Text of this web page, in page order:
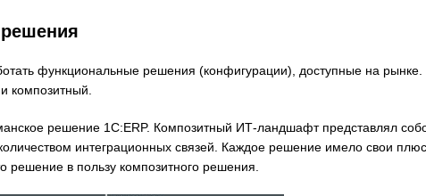
функциональные решения (конфигурации), доступные на рынке.
композитный.
решение 1С:ERP. Композитный ИТ-ландшафт представлял
интеграционных связей. Каждое решение имело свои
в пользу композитного решения.